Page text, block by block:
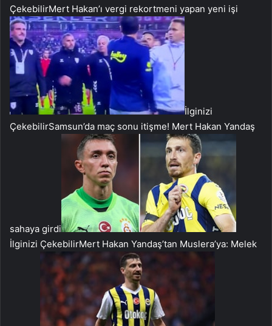
ÇekebilirMert Hakan’ı vergi rekortmeni yapan yeni işi
İlginizi
ÇekebilirSamsun’da maç sonu itişme! Mert Hakan Yandaş
sahaya girdi
İlginizi ÇekebilirMert Hakan Yandaş’tan Muslera’ya: Melek